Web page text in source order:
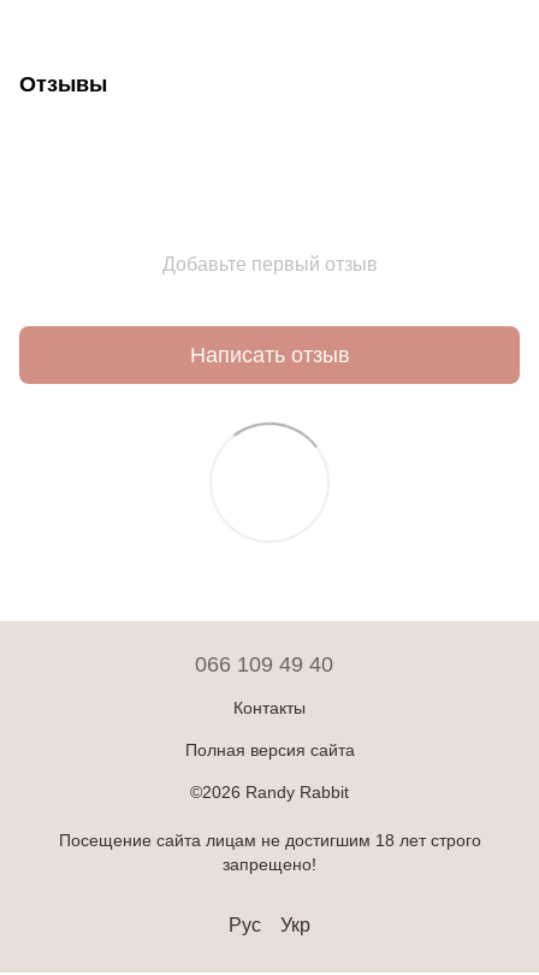
Отзывы
Добавьте первый отзыв
Написать отзыв
066 109 49 40
Контакты
Полная версия сайта
©2026 Randy Rabbit
Посещение сайта лицам не достигшим 18 лет строго
запрещено!
Рус Укр